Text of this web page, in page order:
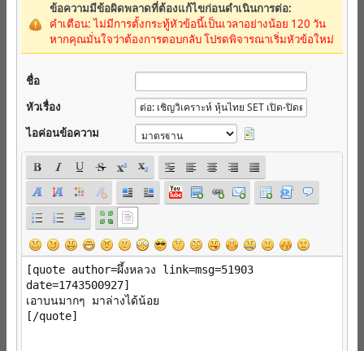
ข้อความมีข้อผิดพลาดที่ต้องแก้ไขก่อนดำเนินการต่อ:
คำเตือน: ไม่มีการตั้งกระทู้หัวข้อนี้เป็นเวลาอย่างน้อย 120 วัน
หากคุณมั่นใจว่าต้องการตอบกลับ โปรดพิจารณาเริ่มหัวข้อใหม่
ชื่อ
หัวเรื่อง
ไอค่อนข้อความ